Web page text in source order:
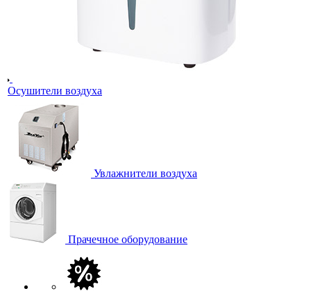
Осушители воздуха
Увлажнители воздуха
Прачечное оборудование